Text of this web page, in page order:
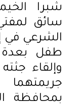
شبرا
سائق لمفتي
الشرعي في
طفل
وإلقاء
جريمتهما
بمحافظة